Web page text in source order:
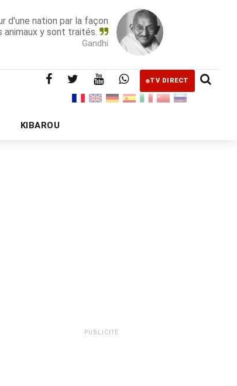
d'une nation par la façon
animaux y sont traités.
Gandhi
TV DIRECT
KIBAROU
PUBLICITÉ